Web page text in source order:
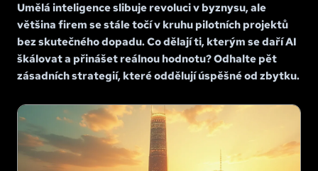
Umělá inteligence slibuje revoluci v byznysu, ale
většina firem se stále točí v kruhu pilotních projektů
bez skutečného dopadu. Co dělají ti, kterým se daří AI
škálovat a přinášet reálnou hodnotu? Odhalte pět
zásadních strategií, které oddělují úspěšné od zbytku.